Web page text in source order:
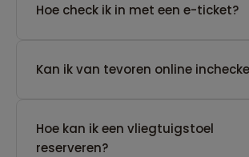
Hoe check ik in met een e-ticket?
Kan ik van tevoren online
Hoe kan ik een vliegtuigstoel
reserveren?